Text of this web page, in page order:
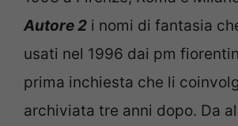
Autore 2 i nomi di fantasia
usati nel 1996 dai pm
prima inchiesta che li
archiviata tre anni dopo. Da